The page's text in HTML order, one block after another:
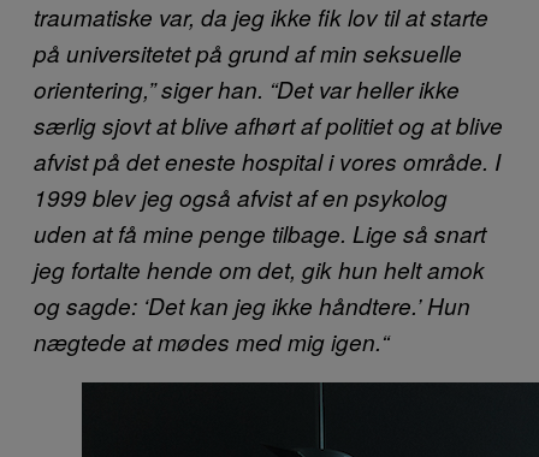
traumatiske var, da jeg ikke fik lov til at starte
på universitetet på grund af min seksuelle
orientering,” siger han. “Det var heller ikke
særlig sjovt at blive afhørt af politiet og at blive
afvist på det eneste hospital i vores område. I
1999 blev jeg også afvist af en psykolog
uden at få mine penge tilbage. Lige så snart
jeg fortalte hende om det, gik hun helt amok
og sagde: ‘Det kan jeg ikke håndtere.’ Hun
nægtede at mødes med mig igen.“